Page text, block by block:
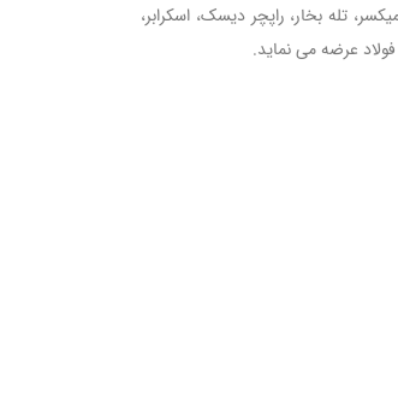
میکسر، تله بخار، راپچر دیسک، اسکرابر،
عرضه می نماید.